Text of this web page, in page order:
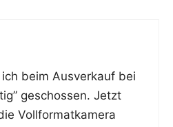
beim Aus­ver­kauf bei
geschos­sen. Jetzt
Voll­for­mat­ka­me­ra